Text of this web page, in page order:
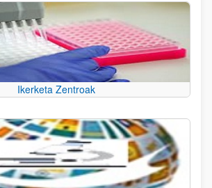
Ikerketa Zentroak